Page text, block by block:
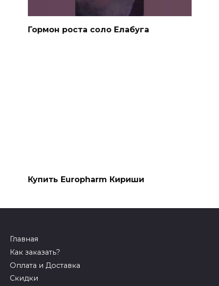
Гормон роста соло Елабуга